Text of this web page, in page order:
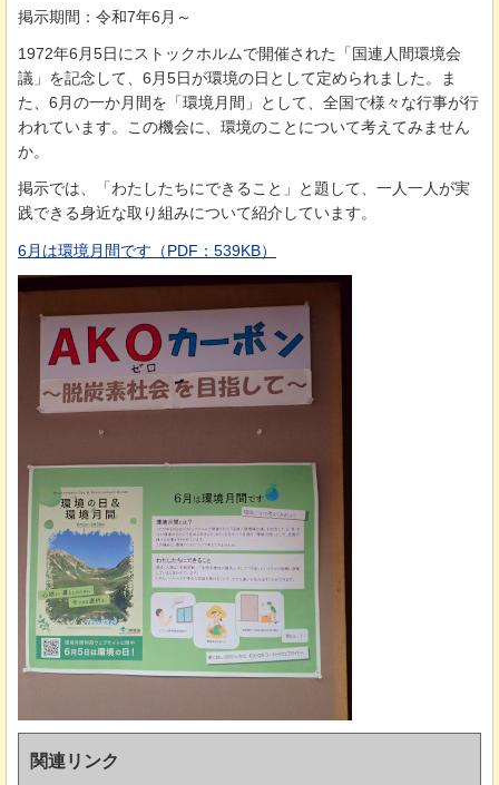
掲示期間：令和7年6月～
1972年6月5日にストックホルムで開催された「国連人間環境会
議」を記念して、6月5日が環境の日として定められました。ま
た、6月の一か月間を「環境月間」として、全国で様々な行事が行
われています。この機会に、環境のことについて考えてみません
か。
掲示では、「わたしたちにできること」と題して、一人一人が実
践できる身近な取り組みについて紹介しています。
6月は環境月間です（PDF：539KB）
関連リンク